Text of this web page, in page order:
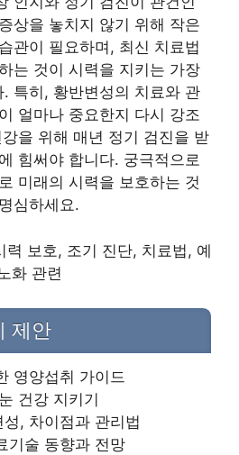
상을 놓치지 않기 위해 작은
관이 필요하며, 최신 치료법
는 것이 시력을 지키는 가장
특히, 황반변성의 치료와 관
얼마나 중요한지 다시 강조
을 위해 매년 정기 검진을 받
힘써야 합니다. 궁극적으로
미래의 시력을 보호하는 것
심하세요.
력 보호, 조기 진단, 치료법, 예
화 관련
제안
영양섭취 가이드
건강 지키기
, 차이점과 관리법
기술 동향과 전망